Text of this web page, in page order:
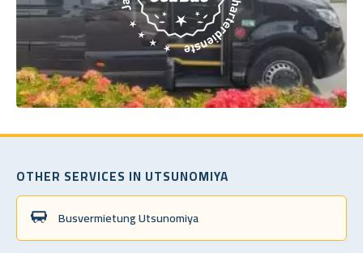
OTHER SERVICES IN UTSUNOMIYA
Busvermietung Utsunomiya